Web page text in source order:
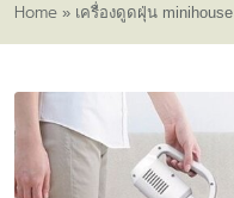
Home » เครื่องดูดฝุ่น minihouse